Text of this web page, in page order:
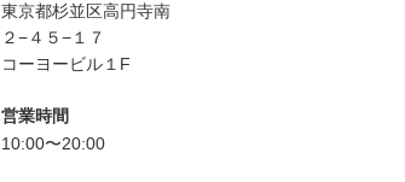
東京都杉並区高円寺南
２−４５−１７
コーヨービル１F
営業時間
10:00〜20:00